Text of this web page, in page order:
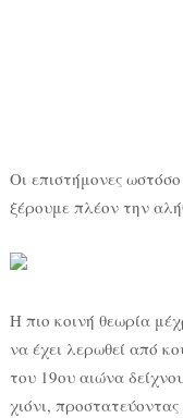
Οι επιστήμονες
ξέρουμε πλέον την
Η πιο κοινή θεωρία
να έχει λερωθεί από
του 19ου αιώνα
χιόνι,